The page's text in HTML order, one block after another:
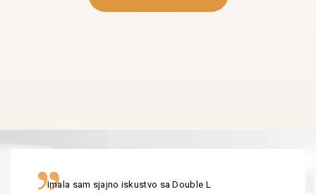
Imala sam sjajno iskustvo sa Double L